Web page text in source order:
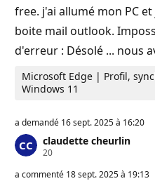
i
n
free. j'ai allumé mon PC
boite mail outlook.
d'erreur : Désolé ... nous
Microsoft Edge | Profil,
Windows 11
a demandé 16 sept. 2025 à 16:20
claudette cheurlin
20P
i
a commenté 18 sept. 2025 à 19:13